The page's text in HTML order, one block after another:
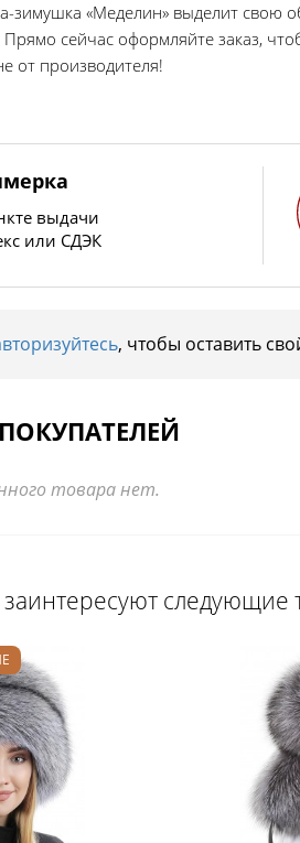
зимушка «Меделин» выделит свою
сейчас оформляйте заказ,
от производителя!
выдачи
или СДЭК
, чтобы оставить
товара нет.
следующие